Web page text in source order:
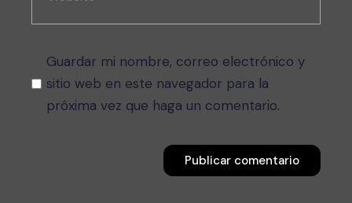
Guardar mi nombre, correo electrónico y
sitio web en este navegador para la
próxima vez que haga un comentario.
Publicar comentario
Publicar comentario